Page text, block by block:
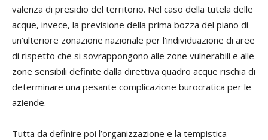
valenza di presidio del territorio. Nel caso della tutela delle
acque, invece, la previsione della prima bozza del piano di
un’ulteriore zonazione nazionale per l’individuazione di aree
di rispetto che si sovrappongono alle zone vulnerabili e alle
zone sensibili definite dalla direttiva quadro acque rischia di
determinare una pesante complicazione burocratica per le
aziende.
Tutta da definire poi l’organizzazione e la tempistica